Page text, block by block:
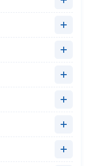
(5)
(8)
(6)
(9)
(7)
(8)
(4)
(8)
(15)
(16)
(4)
(20)
(6)
(16)
(11)
(6)
(16)
(10)
(6)
(11)
(4)
(15)
(9)
(13)
(7)
(16)
(4)
(15)
(14)
(9)
(10)
(13)
(8)
(8)
(17)
(11)
(18)
(14)
(15)